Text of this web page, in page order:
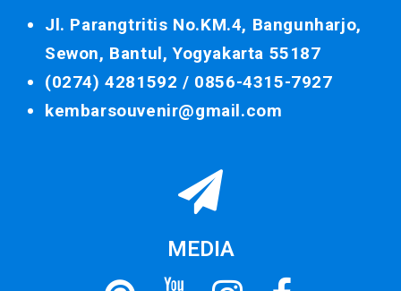
Jl. Parangtritis No.KM.4, Bangunharjo,
Sewon, Bantul, Yogyakarta 55187
(0274) 4281592 / 0856-4315-7927
kembarsouvenir@gmail.com
MEDIA